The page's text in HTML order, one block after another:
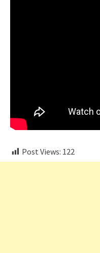
Post Views: 122